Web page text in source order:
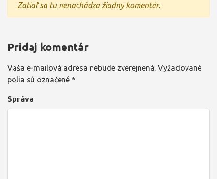
Zatiaľ sa tu nenachádza žiadny komentár.
Pridaj komentár
Vaša e-mailová adresa nebude zverejnená. Vyžadované
polia sú označené *
Správa